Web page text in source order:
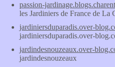
passion-
les Jardiniers de France de La
jardiniersduparadis.over-
jardiniersduparadis.over-
jardindesnouzeaux.over-
jardindesnouzeaux